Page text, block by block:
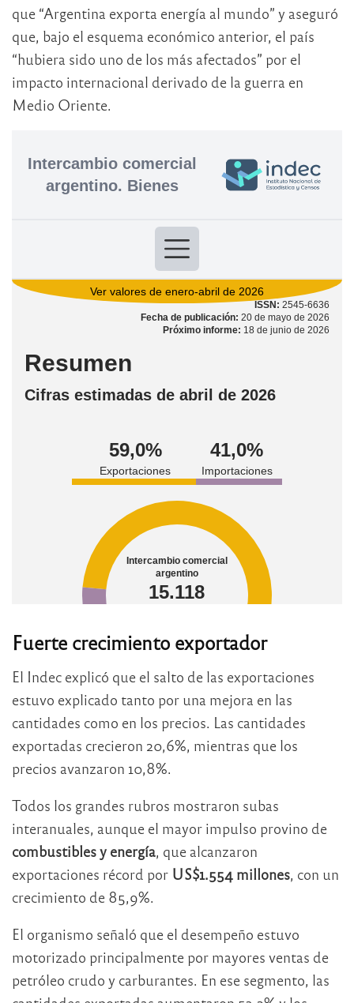
que “Argentina exporta energía al mundo” y aseguró
que, bajo el esquema económico anterior, el país
“hubiera sido uno de los más afectados” por el
impacto internacional derivado de la guerra en
Medio Oriente.
Fuerte crecimiento exportador
El Indec explicó que el salto de las exportaciones
estuvo explicado tanto por una mejora en las
cantidades como en los precios. Las cantidades
exportadas crecieron 20,6%, mientras que los
precios avanzaron 10,8%.
Todos los grandes rubros mostraron subas
interanuales, aunque el mayor impulso provino de
combustibles y energía, que alcanzaron
exportaciones récord por US$1.554 millones, con un
crecimiento de 85,9%.
El organismo señaló que el desempeño estuvo
motorizado principalmente por mayores ventas de
petróleo crudo y carburantes. En ese segmento, las